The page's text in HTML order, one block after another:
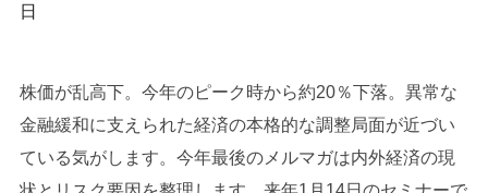
日
株価が乱高下。今年のピーク時から約20％下落。異常な
金融緩和に支えられた経済の本格的な調整局面が近づい
ている気がします。今年最後のメルマガは内外経済の現